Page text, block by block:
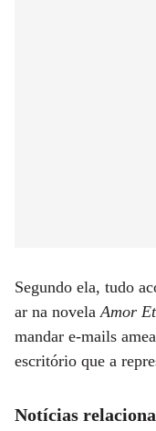
Segundo ela, tudo
ar na novela Amor
mandar e-mails
escritório que a
Notícias